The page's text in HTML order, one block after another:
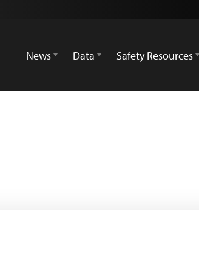
News
Data Safety Resources